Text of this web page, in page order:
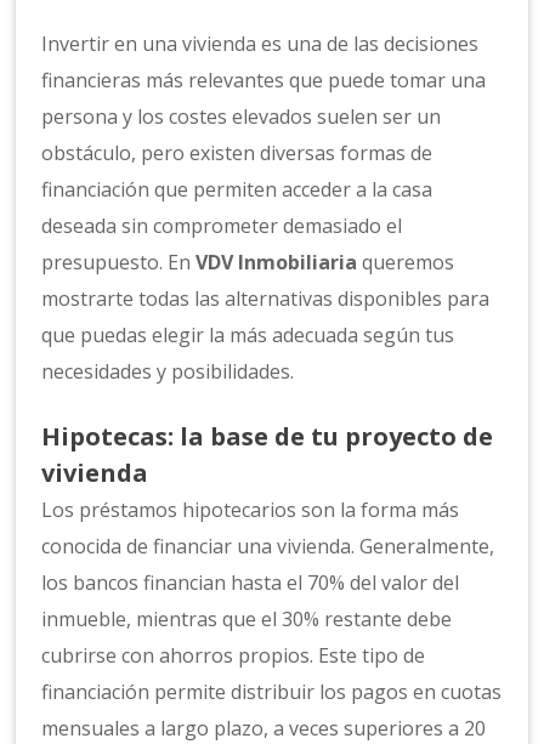
Invertir en una vivienda es una de las decisiones
financieras más relevantes que puede tomar una
persona y los costes elevados suelen ser un
obstáculo, pero existen diversas formas de
financiación que permiten acceder a la casa
deseada sin comprometer demasiado el
presupuesto. EnVDV Inmobiliaria queremos
mostrarte todas las alternativas disponibles para
que puedas elegir la más adecuada según tus
necesidades y posibilidades.
Hipotecas: la base de tu proyecto de
vivienda
Los préstamos hipotecarios son la forma más
conocida de financiar una vivienda. Generalmente,
los bancos financian hasta el 70% del valor del
inmueble, mientras que el 30% restante debe
cubrirse con ahorros propios. Este tipo de
financiación permite distribuir los pagos en cuotas
mensuales a largo plazo, a veces superiores a 20